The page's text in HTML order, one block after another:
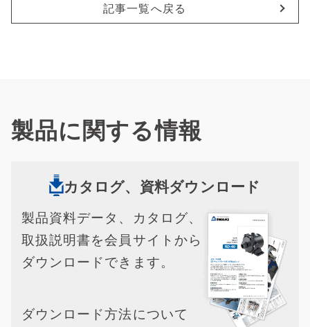
記事一覧へ戻る
製品に関する情報
カタログ、資料ダウンロード
製品資料データ、カタログ、
取扱説明書を会員サイトから
ダウンロードできます。
ダウンロード方法について